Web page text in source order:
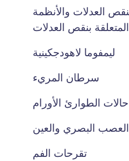
العدلات والأنظمة
المتعلقة بنقص العدلات
ليمفوما لاهودجكينية
سرطان المريء
حالات الطوارئ الأورام
العصب البصري والعين
تقرحات الفم